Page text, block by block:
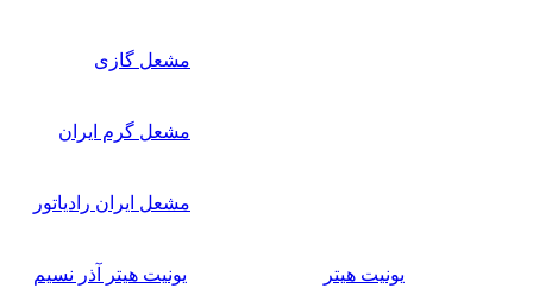
مشعل گازی
مشعل گرم ایران
مشعل ایران رادیاتور
یونیت هیتر یونیت هیتر آذر نسیم